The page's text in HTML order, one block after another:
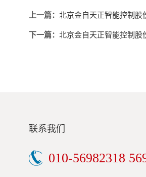
上一篇： 北京金自天正智能控制股
下一篇： 北京金自天正智能控制股
联系我们
010-56982318